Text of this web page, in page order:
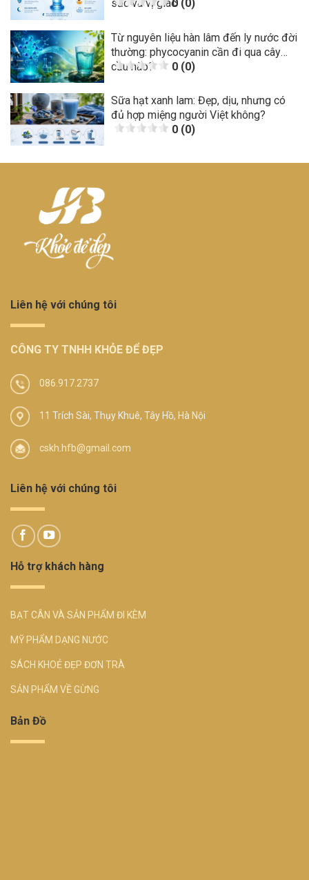
sắc và vị giác0 (0)
Từ nguyên liệu hàn lâm đến ly nước đời
thường: phycocyanin cần đi qua cây
cầu nào?
0 (0)
Sữa hạt xanh lam: Đẹp, dịu, nhưng có
đủ hợp miệng người Việt không?
0 (0)
Liên hệ với chúng tôi
CÔNG TY TNHH KHỎE ĐỂ ĐẸP
086.917.2737
11 Trích Sài, Thụy Khuê, Tây Hồ, Hà Nội
cskh.hfb@gmail.com
Liên hệ với chúng tôi
Hỗ trợ khách hàng
BẠT CÂN VÀ SẢN PHẨM ĐI KÈM
MỸ PHẨM DẠNG NƯỚC
SÁCH KHOẺ ĐẸP ĐƠN TRÀ
SẢN PHẨM VỀ GỪNG
Bản Đồ